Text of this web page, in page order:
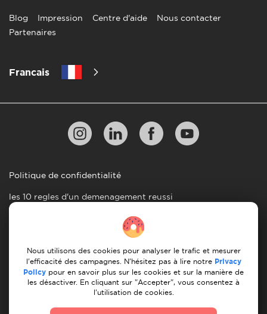
Blog Impression Centre d'aide
Nous contacter
Partenaires
Francais
© 2026 Moovick. Nous utilisons des images de stock
Politique de confidentialité
les 10 regles d'un demenagement reussi
Lignes directrices en matiere de paiement
Conditions générales d'utilisation
Annulation et remboursement
Nous utilisons des cookies pour analyser le trafic et mesurer
l'efficacité des campagnes. N'hésitez pas à lire notre Privacy
Policy pour en savoir plus sur les cookies et sur la manière de
les désactiver. En cliquant sur "Accepter", vous consentez à
l'utilisation de cookies.